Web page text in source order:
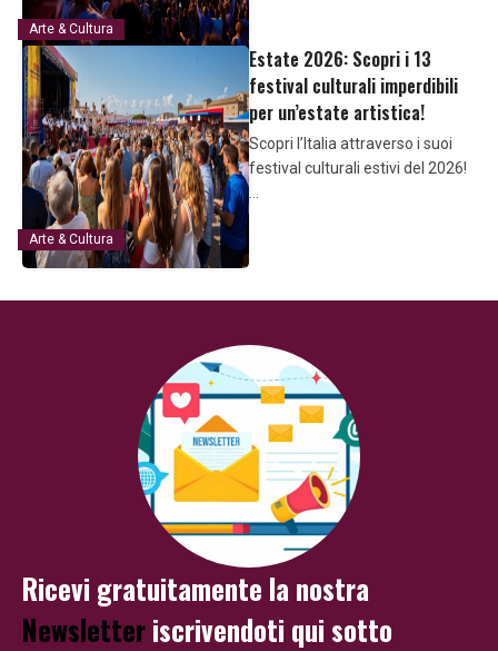
Arte & Cultura
Arte & Cultura
Estate 2026: Scopri i 13
festival culturali imperdibili
per un’estate artistica!
Scopri l’Italia attraverso i suoi
festival culturali estivi del 2026!
Ricevi gratuitamente la nostra
Newsletteriscrivendoti qui sotto